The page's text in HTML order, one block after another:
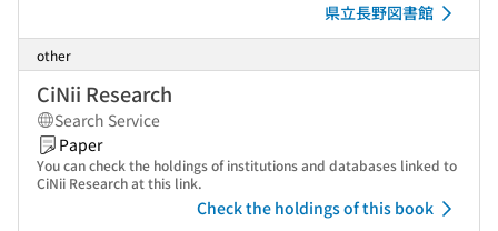
県立長野図書館
other
CiNii Research
Search Service
Paper
You can check the holdings of institutions and databases linked to
CiNii Research at this link.
Check the holdings of this book